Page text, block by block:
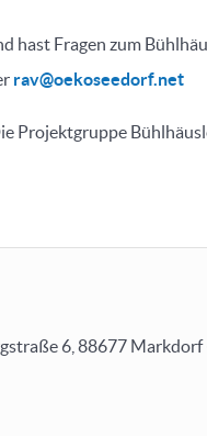
hast Fragen zum
rav@oekoseedorf.net
Projektgruppe
6, 88677 Markdorf